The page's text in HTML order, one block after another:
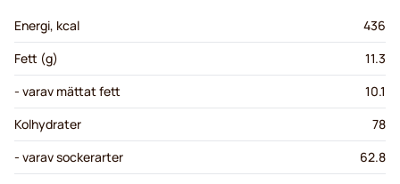
Energi, kcal
436
Fett (g)
11.3
- varav mättat fett
10.1
Kolhydrater
78
- varav sockerarter
62.8